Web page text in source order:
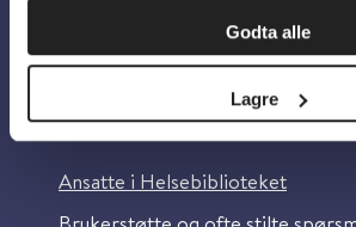
Godta alle
Lagre
Ansatte i Helsebiblioteket